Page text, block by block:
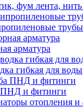
фум лента,
арматура
гибкая для воды
ПНД и фитинги